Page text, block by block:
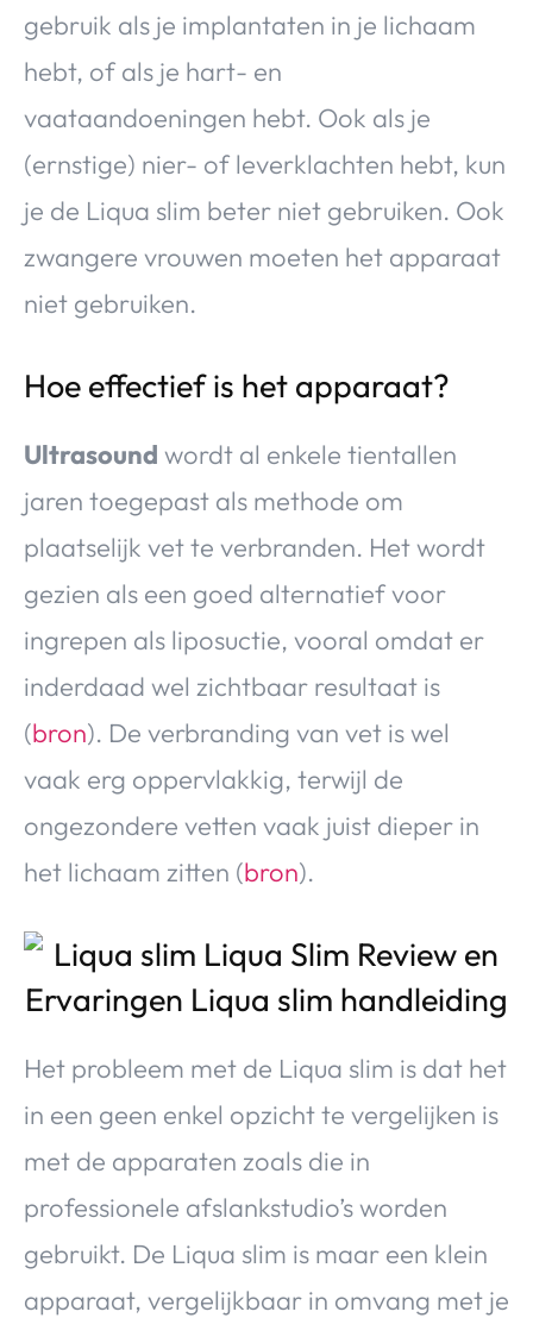
gebruik als je implantaten in je lichaam
hebt, of als je hart- en
vaataandoeningen hebt. Ook als je
(ernstige) nier- of leverklachten hebt, kun
je de Liqua slim beter niet gebruiken. Ook
zwangere vrouwen moeten het apparaat
niet gebruiken.
Hoe effectief is het apparaat?
Ultrasound wordt al enkele tientallen
jaren toegepast als methode om
plaatselijk vet te verbranden. Het wordt
gezien als een goed alternatief voor
ingrepen als liposuctie, vooral omdat er
inderdaad wel zichtbaar resultaat is
(bron). De verbranding van vet is wel
vaak erg oppervlakkig, terwijl de
ongezondere vetten vaak juist dieper in
het lichaam zitten (bron).
Het probleem met de Liqua slim is dat het
in een geen enkel opzicht te vergelijken is
met de apparaten zoals die in
professionele afslankstudio’s worden
gebruikt. De Liqua slim is maar een klein
apparaat, vergelijkbaar in omvang met je